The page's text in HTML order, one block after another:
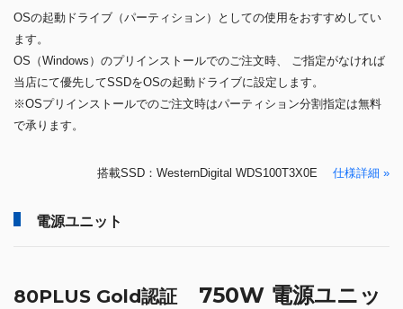
OSの起動ドライブ（パーティション）としての使用をおすすめしてい
ます。
OS（Windows）のプリインストールでのご注文時、 ご指定がなければ
当店にて優先してSSDをOSの起動ドライブに設定します。
※OSプリインストールでのご注文時はパーティション分割指定は無料
で承ります。
搭載SSD：WesternDigital WDS100T3X0E 仕様詳細 »
電源ユニット
80PLUS Gold認証 750W 電源ユニッ